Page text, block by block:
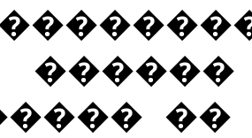
������
�����